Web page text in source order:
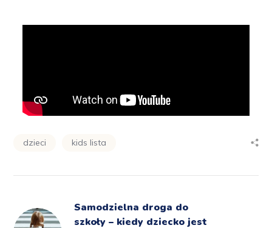
dzieci kids lista
Samodzielna droga do
szkoły – kiedy dziecko jest